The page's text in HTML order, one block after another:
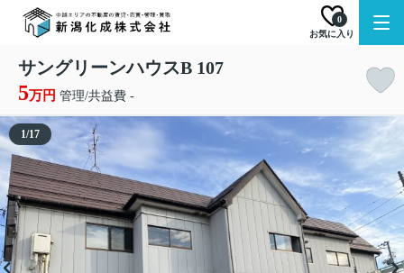
お気に入り
0
サングリーンハウスB 107
5万円 管理/共益費 -
1/17